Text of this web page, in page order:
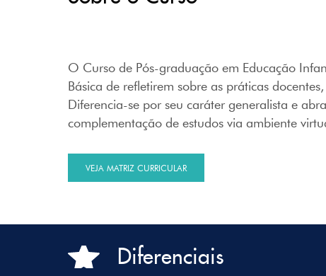
O Curso de Pós-graduação em Educação
Básica de refletirem sobre as práticas
Diferencia-se por seu caráter generalista e
complementação de estudos via ambiente
VEJA MATRIZ CURRICULAR
Diferenciais